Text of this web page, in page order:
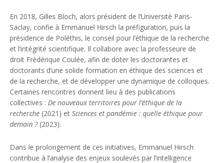
En 2018, Gilles Bloch, alors président de l’Université Paris-
Saclay, confie à Emmanuel Hirsch la préfiguration, puis la
présidence de Poléthis, le conseil pour l’éthique de la recherche
et l’intégrité scientifique. Il collabore avec la professeure de
droit Frédérique Coulée, afin de doter les doctorantes et
doctorants d’une solide formation en éthique des sciences et
de la recherche, et de développer une dynamique de colloques.
Certaines rencontres donnent lieu à des publications
collectives : De nouveaux territoires pour l’éthique de la
recherche (2021) et Sciences et pandémie : quelle éthique pour
demain ?(2023).
Dans le prolongement de ces initiatives, Emmanuel Hirsch
contribue à l’analyse des enjeux soulevés par l’intelligence